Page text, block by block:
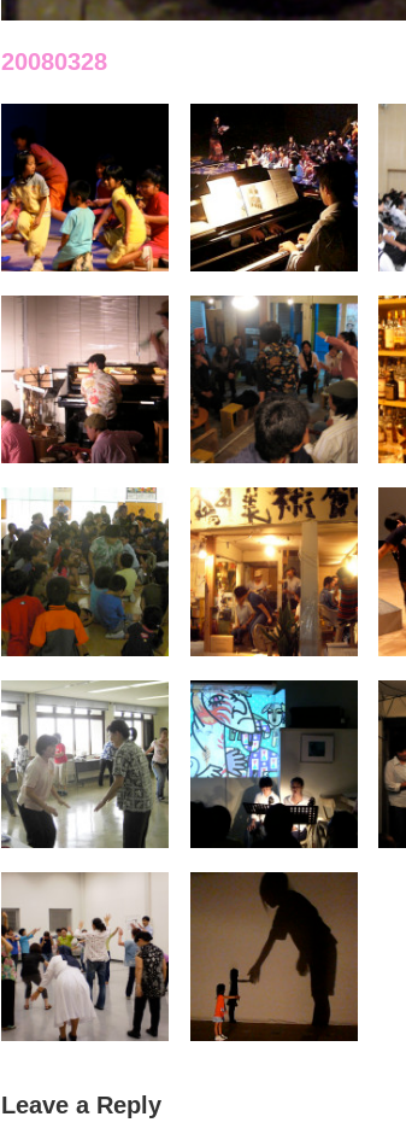
20080328
Leave a Reply